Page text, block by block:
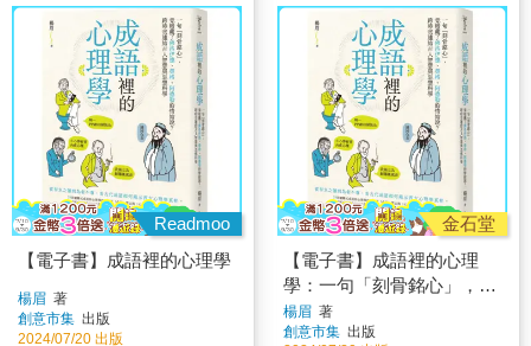
Readmoo
【電子書】成語裡的心理學
楊眉 著
創意市集 出版
2024/07/20 出版
金石堂
【電子書】成語裡的心理
學：一句「刻骨銘心」，竟
暗藏了佛洛伊德、榮格、阿
德勒的情結說？跨時空連結
楊眉 著
創意市集 出版